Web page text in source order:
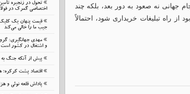
جهانی نه صعود به دور بعد، بلکه چند
از راه تبلیغات خریداری شود، احتمالاً
تحول در زنجیره
اختصاصی گمرک در
قیمت پنهان یک کلیک
جیب ما را خالی می‌کند
مهدی جهانگیری:
و اشتغال در کشور است
پیش از آنکه جنگ به
اقتصاد پشت کرکره؛
پاداش قلعه نوئی و